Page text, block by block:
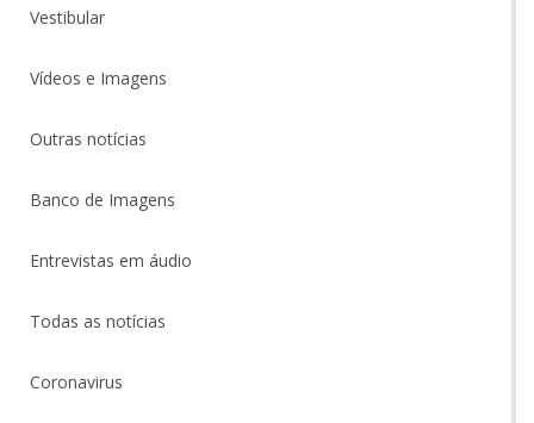
Vestibular
Vídeos e Imagens
Outras notícias
Banco de Imagens
Entrevistas em áudio
Todas as notícias
Coronavirus